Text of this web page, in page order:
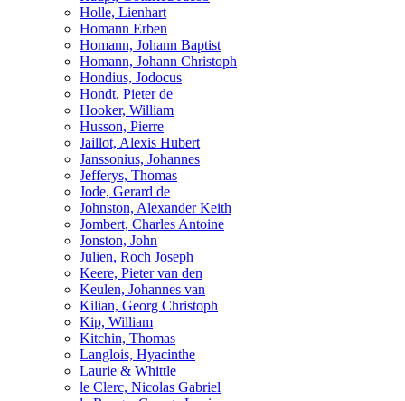
Holle, Lienhart
Homann Erben
Homann, Johann Baptist
Homann, Johann Christoph
Hondius, Jodocus
Hondt, Pieter de
Hooker, William
Husson, Pierre
Jaillot, Alexis Hubert
Janssonius, Johannes
Jefferys, Thomas
Jode, Gerard de
Johnston, Alexander Keith
Jombert, Charles Antoine
Jonston, John
Julien, Roch Joseph
Keere, Pieter van den
Keulen, Johannes van
Kilian, Georg Christoph
Kip, William
Kitchin, Thomas
Langlois, Hyacinthe
Laurie & Whittle
le Clerc, Nicolas Gabriel